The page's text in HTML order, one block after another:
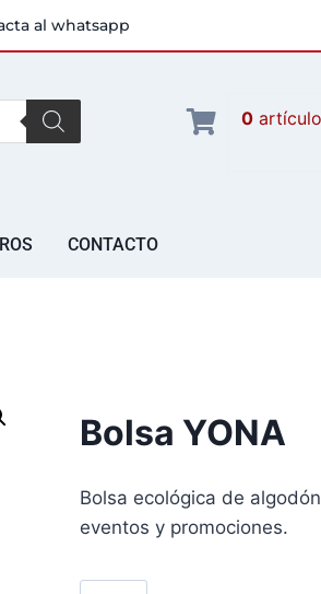
al whatsapp
0
CONTACTO
Bolsa YONA
Bolsa ecológica de
eventos y promociones.